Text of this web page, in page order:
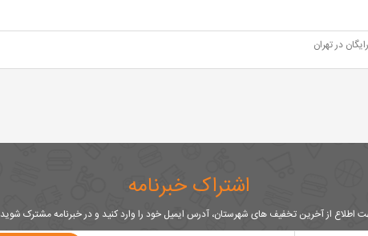
در تهران
اشتراک خبرنامه
اطلاع از آخرین تخفیف های شهرستان، آدرس ایمیل خود را وارد کنید و در خبرنامه مشترک شوید